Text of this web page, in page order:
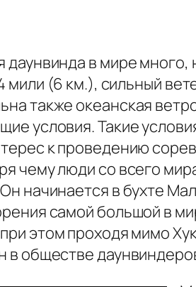
даунвинда в мире
мили (6 км.), сильный
также океанская
условия. Такие
к проведению
чему люди со всего
начинается в бухте
самой большой в
этом проходя мимо
в обществе